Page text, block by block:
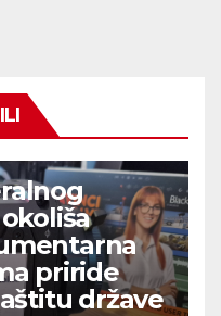
priride
države